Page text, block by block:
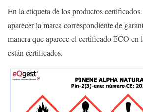
En la etiqueta de los productos
aparecer la marca correspondiente de
manera que aparece el certificado ECO en
están certificados.